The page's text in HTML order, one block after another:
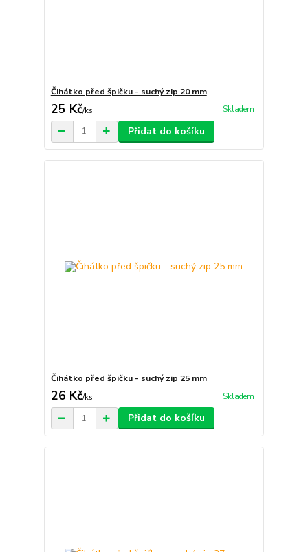
Čihátko před špičku - suchý zip 20 mm
25 Kč/ks Skladem
Přidat do košíku
Čihátko před špičku - suchý zip 25 mm
26 Kč/ks Skladem
Přidat do košíku